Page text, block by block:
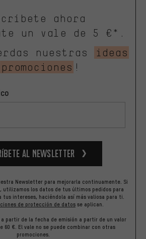
ahora
un vale de 5 €*.
nuestras
ideas
promociones !
al newsletter
Newsletter para mejorarla continuamente. Si
utilizamos los datos de tus últimos pedidos para
intereses, haciéndola así más valiosa para ti.
de protección de datos se aplican.
partir de la fecha de emisión a partir de un valor
60 €. El vale no se puede combinar con otras
promociones.